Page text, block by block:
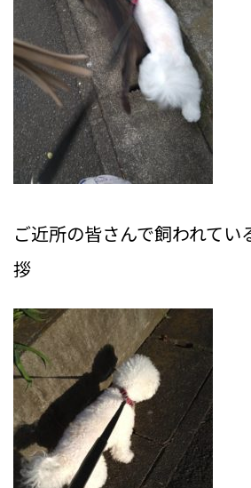
ご近所の皆さんで飼われてい
拶